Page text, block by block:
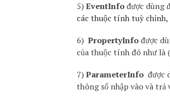
5)EventInfođược dùng
các thuộc tính tuỳ chỉnh,
6) PropertyInfođược
của thuộc tính đó như là
7)ParameterInfo được
thông số nhập vào và